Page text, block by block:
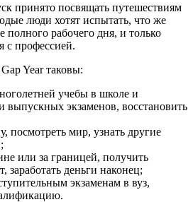
принято посвящать путешествиям
люди хотят испытать, что же
полного рабочего дня, и только
с профессией.
Year таковы:
учебы в школе и
выпускных экзаменов, восстановить
посмотреть мир, узнать другие
или за границей, получить
заработать деньги наконец;
экзаменам в вуз,